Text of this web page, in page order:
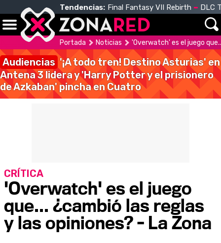
Tendencias: Final Fantasy VII Rebirth DLC
Portada Noticias 'Overwatch' es el juego
Audiencias '¡A todo tren! Destino Asturias' en
Antena 3 lidera y 'Harry Potter y el prisionero
de Azkaban' pincha en Cuatro
'Overwatch' es el juego
que... ¿cambió las reglas
y las opiniones? - La Zona
CRÍTICA